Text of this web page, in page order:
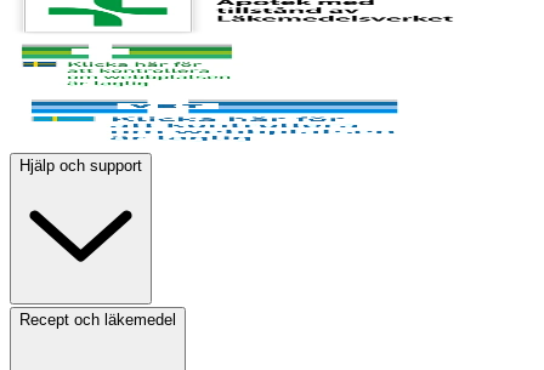
Hjälp och support
Recept och läkemedel